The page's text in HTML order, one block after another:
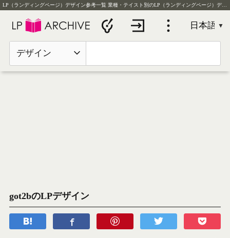
LP（ランディングページ）デザイン参考一覧 業種・テイスト別のLP（ランディングページ）デザイン実例を毎日更新
デザイン
got2bのLPデザイン